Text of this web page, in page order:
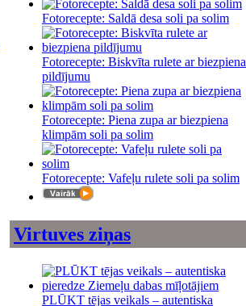
Fotorecepte: Saldā desa soli pa solim
Fotorecepte: Biskvīta rulete ar biezpiena
pildījumu
Fotorecepte: Piena zupa ar biezpiena
klimpām soli pa solim
Fotorecepte: Vafeļu rulete soli pa solim
Virtuves ziņas
PLŪKT tējas veikals – autentiska